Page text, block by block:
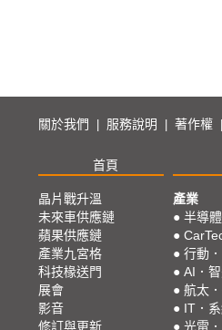
關於我們 服務說明 著作權
首頁
晶片戰升溫
未來車供應鏈
蘋果供應鏈
產業九宮格
科技椽送門
展會
影音
修訂與更新
產業
● 半導
●
● 行動
● AI．
● 航太
● IT．
● 光電